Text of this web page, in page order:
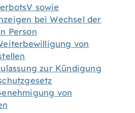
sowie
bei Wechsel der
Person
von
zur Kündigung
von